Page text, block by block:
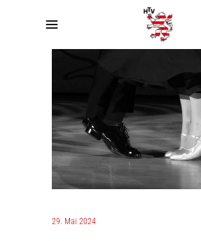
29. Mai 2024